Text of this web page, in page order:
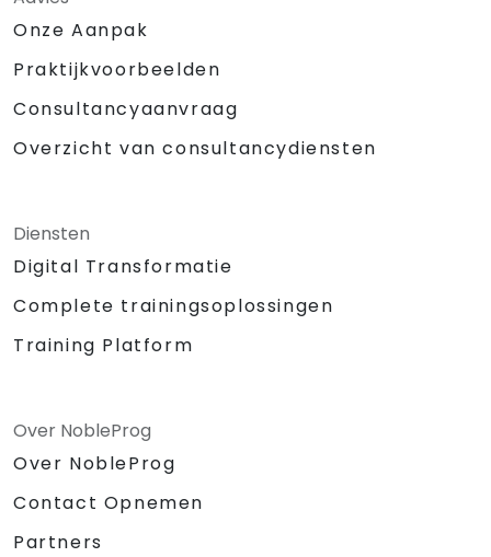
Onze Aanpak
Praktijkvoorbeelden
Consultancyaanvraag
Overzicht van consultancydiensten
Diensten
Digital Transformatie
Complete trainingsoplossingen
Training Platform
Over NobleProg
Over NobleProg
Contact Opnemen
Partners